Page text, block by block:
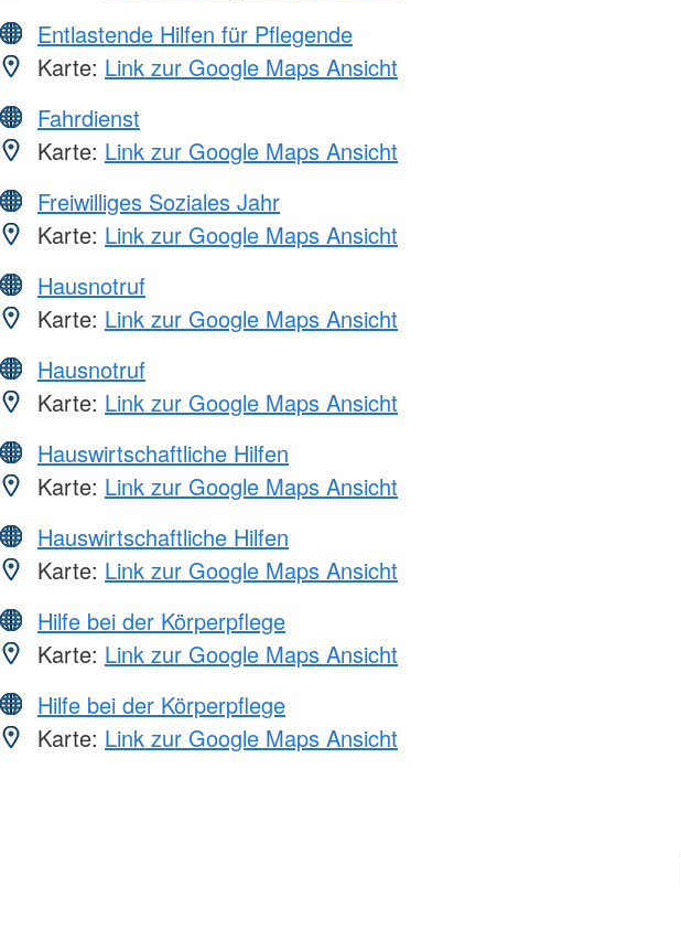
Entlastende Hilfen für Pflegende
Karte: Link zur Google Maps Ansicht
Fahrdienst
Karte: Link zur Google Maps Ansicht
Freiwilliges Soziales Jahr
Karte: Link zur Google Maps Ansicht
Hausnotruf
Karte: Link zur Google Maps Ansicht
Hausnotruf
Karte: Link zur Google Maps Ansicht
Hauswirtschaftliche Hilfen
Karte: Link zur Google Maps Ansicht
Hauswirtschaftliche Hilfen
Karte: Link zur Google Maps Ansicht
Hilfe bei der Körperpflege
Karte: Link zur Google Maps Ansicht
Hilfe bei der Körperpflege
Karte: Link zur Google Maps Ansicht